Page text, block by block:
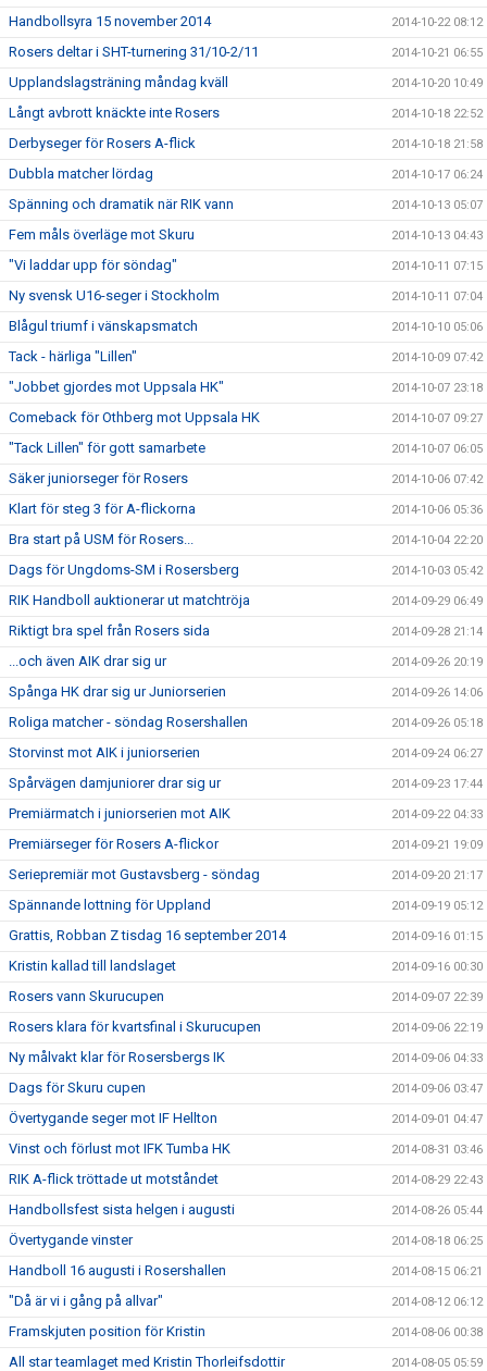
Handbollsyra 15 november 2014 2014-10-22 08:12
Rosers deltar i SHT-turnering 31/10-2/11 2014-10-21 06:55
Upplandslagsträning måndag kväll 2014-10-20 10:49
Långt avbrott knäckte inte Rosers 2014-10-18 22:52
Derbyseger för Rosers A-flick 2014-10-18 21:58
Dubbla matcher lördag 2014-10-17 06:24
Spänning och dramatik när RIK vann 2014-10-13 05:07
Fem måls överläge mot Skuru 2014-10-13 04:43
"Vi laddar upp för söndag" 2014-10-11 07:15
Ny svensk U16-seger i Stockholm 2014-10-11 07:04
Blågul triumf i vänskapsmatch 2014-10-10 05:06
Tack - härliga "Lillen" 2014-10-09 07:42
"Jobbet gjordes mot Uppsala HK" 2014-10-07 23:18
Comeback för Othberg mot Uppsala HK 2014-10-07 09:27
"Tack Lillen" för gott samarbete 2014-10-07 06:05
Säker juniorseger för Rosers 2014-10-06 07:42
Klart för steg 3 för A-flickorna 2014-10-06 05:36
Bra start på USM för Rosers... 2014-10-04 22:20
Dags för Ungdoms-SM i Rosersberg 2014-10-03 05:42
RIK Handboll auktionerar ut matchtröja 2014-09-29 06:49
Riktigt bra spel från Rosers sida 2014-09-28 21:14
...och även AIK drar sig ur 2014-09-26 20:19
Spånga HK drar sig ur Juniorserien 2014-09-26 14:06
Roliga matcher - söndag Rosershallen 2014-09-26 05:18
Storvinst mot AIK i juniorserien 2014-09-24 06:27
Spårvägen damjuniorer drar sig ur 2014-09-23 17:44
Premiärmatch i juniorserien mot AIK 2014-09-22 04:33
Premiärseger för Rosers A-flickor 2014-09-21 19:09
Seriepremiär mot Gustavsberg - söndag 2014-09-20 21:17
Spännande lottning för Uppland 2014-09-19 05:12
Grattis, Robban Z tisdag 16 september 2014 2014-09-16 01:15
Kristin kallad till landslaget 2014-09-16 00:30
Rosers vann Skurucupen 2014-09-07 22:39
Rosers klara för kvartsfinal i Skurucupen 2014-09-06 22:19
Ny målvakt klar för Rosersbergs IK 2014-09-06 04:33
Dags för Skuru cupen 2014-09-06 03:47
Övertygande seger mot IF Hellton 2014-09-01 04:47
Vinst och förlust mot IFK Tumba HK 2014-08-31 03:46
RIK A-flick tröttade ut motståndet 2014-08-29 22:43
Handbollsfest sista helgen i augusti 2014-08-26 05:44
Övertygande vinster 2014-08-18 06:25
Handboll 16 augusti i Rosershallen 2014-08-15 06:21
"Då är vi i gång på allvar" 2014-08-12 06:12
Framskjuten position för Kristin 2014-08-06 00:38
All star teamlaget med Kristin Thorleifsdottir 2014-08-05 05:59